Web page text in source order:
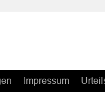
Impressum